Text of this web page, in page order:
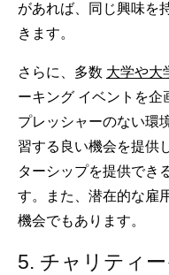
があれば、同じ興味を
きます。
さらに、多数 大学や大
ーキング イベントを企
プレッシャーのない環
習する良い機会を提供
ターシップを提供でき
す。また、潜在的な雇
機会でもあります。
5. チャリティ